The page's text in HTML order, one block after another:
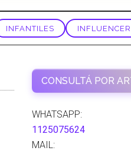
INFANTILES
CONSULTÁ POR
WHATSAPP:
1125075624
MAIL: